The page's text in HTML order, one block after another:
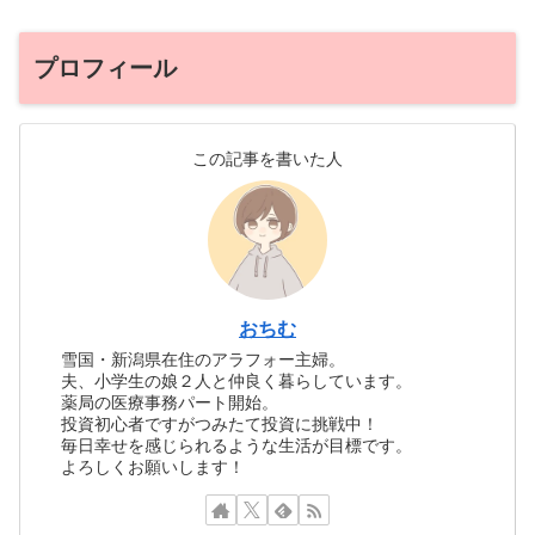
プロフィール
この記事を書いた人
おちむ
雪国・新潟県在住のアラフォー主婦。
夫、小学生の娘２人と仲良く暮らしています。
薬局の医療事務パート開始。
投資初心者ですがつみたて投資に挑戦中！
毎日幸せを感じられるような生活が目標です。
よろしくお願いします！